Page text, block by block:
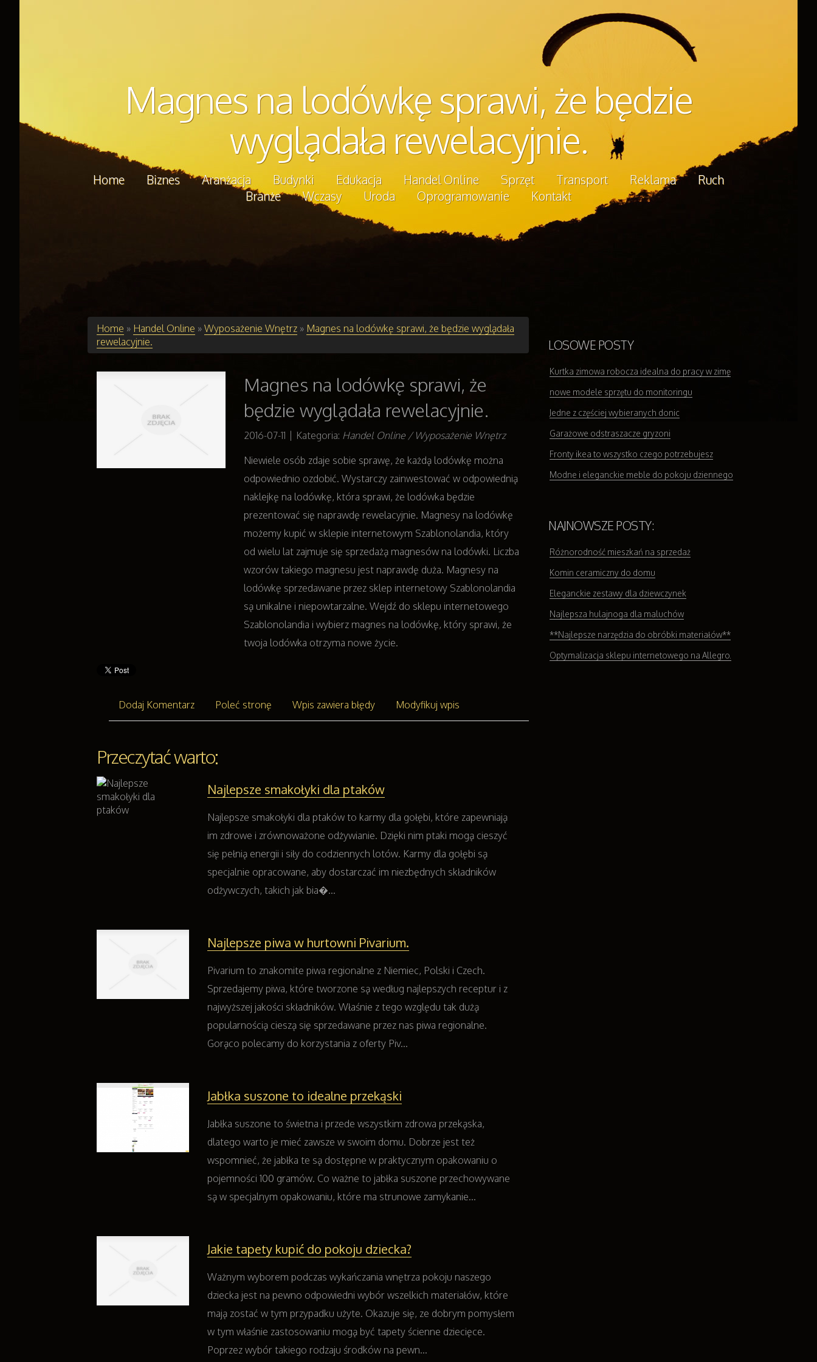
Magnes na lodówkę sprawi, że będzie
wyglądała rewelacyjnie.
Home Biznes Aranżacja Budynki Edukacja Handel Online Sprzęt Transport Reklama
Ruch
Branże
Wczasy Uroda Oprogramowanie Kontakt
Home » Handel Online » Wyposażenie Wnętrz » Magnes na lodówkę sprawi, że będzie wyglądała
rewelacyjnie.
Magnes na lodówkę sprawi, że
będzie wyglądała rewelacyjnie.
2016-07-11 Kategoria: Handel Online / Wyposażenie Wnętrz
Niewiele osób zdaje sobie sprawę, że każdą lodówkę można
odpowiednio ozdobić. Wystarczy zainwestować w odpowiednią
naklejkę na lodówkę, która sprawi, że lodówka będzie
prezentować się naprawdę rewelacyjnie. Magnesy na lodówkę
możemy kupić w sklepie internetowym Szablonolandia, który
od wielu lat zajmuje się sprzedażą magnesów na lodówki. Liczba
wzorów takiego magnesu jest naprawdę duża. Magnesy na
lodówkę sprzedawane przez sklep internetowy Szablonolandia
są unikalne i niepowtarzalne. Wejdź do sklepu internetowego
Szablonolandia i wybierz magnes na lodówkę, który sprawi, że
twoja lodówka otrzyma nowe życie.
Dodaj Komentarz Poleć stronę Wpis zawiera błędy Modyfikuj wpis
Przeczytać warto:
Najlepsze smakołyki dla ptaków
Najlepsze smakołyki dla ptaków to karmy dla gołębi, które zapewniają
im zdrowe i zrównoważone odżywianie. Dzięki nim ptaki mogą cieszyć
się pełnią energii i siły do codziennych lotów. Karmy dla gołębi są
specjalnie opracowane, aby dostarczać im niezbędnych składników
odżywczych, takich jak bia�...
Najlepsze piwa w hurtowni Pivarium.
Pivarium to znakomite piwa regionalne z Niemiec, Polski i Czech.
Sprzedajemy piwa, które tworzone są według najlepszych receptur i z
najwyższej jakości składników. Właśnie z tego względu tak dużą
popularnością cieszą się sprzedawane przez nas piwa regionalne.
Gorąco polecamy do korzystania z oferty Piv...
Jabłka suszone to idealne przekąski
Jabłka suszone to świetna i przede wszystkim zdrowa przekąska,
dlatego warto je mieć zawsze w swoim domu. Dobrze jest też
wspomnieć, że jabłka te są dostępne w praktycznym opakowaniu o
pojemności 100 gramów. Co ważne to jabłka suszone przechowywane
są w specjalnym opakowaniu, które ma strunowe zamykanie...
Jakie tapety kupić do pokoju dziecka?
Ważnym wyborem podczas wykańczania wnętrza pokoju naszego
dziecka jest na pewno odpowiedni wybór wszelkich materiałów, które
mają zostać w tym przypadku użyte. Okazuje się, ze dobrym pomysłem
w tym właśnie zastosowaniu mogą być tapety ścienne dziecięce.
Poprzez wybór takiego rodzaju środków na pewn...
LOSOWE POSTY
Kurtka zimowa robocza idealna do pracy w zimę
nowe modele sprzętu do monitoringu
Jedne z częściej wybieranych donic
Garażowe odstraszacze gryzoni
Fronty ikea to wszystko czego potrzebujesz
Modne i eleganckie meble do pokoju dziennego
NAJNOWSZE POSTY:
Różnorodność mieszkań na sprzedaż
Komin ceramiczny do domu
Eleganckie zestawy dla dziewczynek
Najlepsza hulajnoga dla maluchów
**Najlepsze narzędzia do obróbki materiałów**
Optymalizacja sklepu internetowego na Allegro.